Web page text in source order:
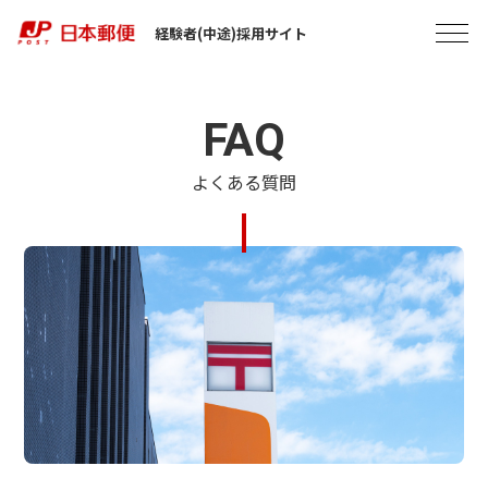
経験者(中途)採用サイト
FAQ
よくある質問